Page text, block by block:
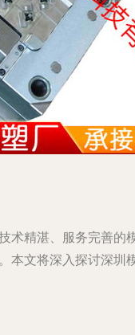
精湛、服务完善
文将深入探讨深